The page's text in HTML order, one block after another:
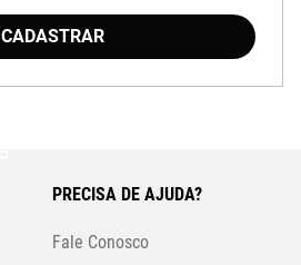
CADASTRAR
PRECISA DE AJUDA?
Fale Conosco